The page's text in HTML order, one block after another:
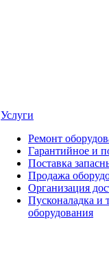
Услуги
Ремонт
Гарантийное и
Поставка
Продажа
Организация
Пусконаладка и
оборудования